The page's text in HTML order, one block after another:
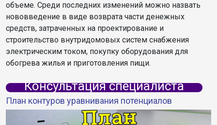
объеме. Среди последних изменений можно назвать
нововведение в виде возврата части денежных
средств, затраченных на проектирование и
строительство внутридомовых систем снабжения
электрическим током, покупку оборудования для
обогрева жилья и приготовления пищи.
Консультация специалиста
План контуров уравнивания потенциалов